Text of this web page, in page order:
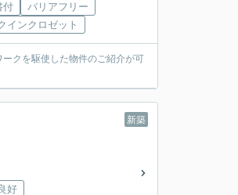
付
バリアフリー
インクロゼット
クを駆使した物件のご紹介が可
新築
好